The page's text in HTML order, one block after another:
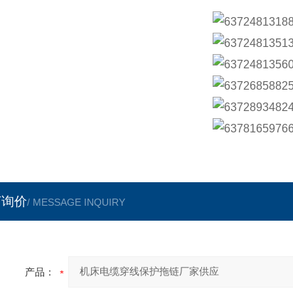
价/ MESSAGE INQUIRY
产品：